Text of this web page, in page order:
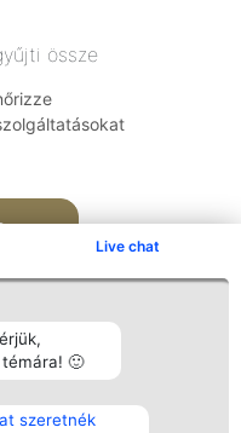
Live chat
🙂
szeretnék
össze
Elérhetőség
Elérhetőség